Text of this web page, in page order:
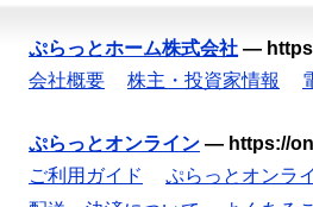
ぷらっとホーム株式会社 —
会社概要
株主・投資家情報
ぷらっとオンライン — https://
ご利用ガイド
ぷらっとオンラ